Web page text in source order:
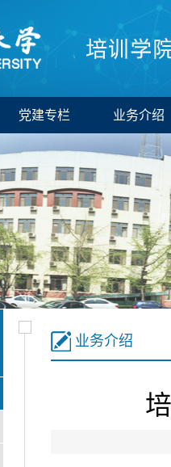
党建专栏 业务介绍
业务介绍